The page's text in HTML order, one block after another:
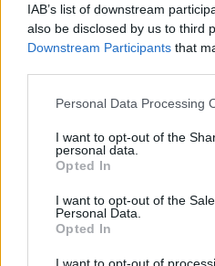
IAB’s list of downstream
also be disclosed by us to third
Downstream Participants that
Personal Data Processing
I want to opt-out of the
personal data.
Opted In
I want to opt-out of the
Personal Data.
Opted In
Thema: Leben Liebe Freude und
Wohnzimmer weiterrocken :)
Gaby-Nuss
Lebende Forenlegende,
Beiträge: 54.085
Lebende Forenlegende
Beiträge: 159.903
6.000